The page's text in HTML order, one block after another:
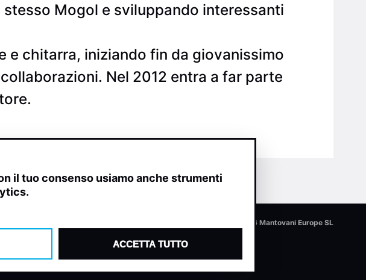
Mogol e sviluppando interessanti
e chitarra, iniziando fin da giovanissimo
Nel 2012 entra a far parte
© 2026 Mantovani Europe SL
il tuo consenso usiamo anche strumenti
ACCETTA TUTTO